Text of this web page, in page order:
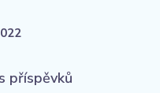
příspěvků